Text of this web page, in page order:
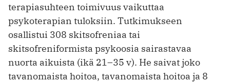
terapiasuhteen toimivuus vaikuttaa
psykoterapian tuloksiin. Tutkimukseen
osallistui 308 skitsofreniaa tai
skitsofreniformista psykoosia sairastavaa
nuorta aikuista (ikä 21–35 v). He saivat joko
tavanomaista hoitoa, tavanomaista hoitoa ja 8